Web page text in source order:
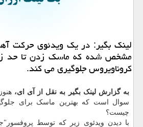
لینك بگیر: در یك ویدئوی حركت
مشخص شده كه ماسك زدن تا حد
كروناویروس جلوگیری می كند.
به گزارش لینک بگیر به نقل از آی ای،
چیست؟
با دیدن ویدئوی زیر که توسط